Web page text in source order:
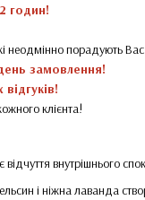
годин!
неодмінно порадують
замовлення!
клієнта!
внутрішнього
і ніжна лаванда